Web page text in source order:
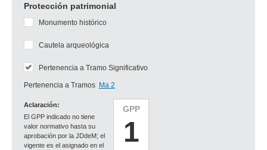
Protección patrimonial
GPP
1
Aclaración:
El GPP indicado no tiene
valor normativo hasta su
aprobación por la JDdeM; el
vigente es el asignado en el
Monumento histórico
Cautela arqueológica
Pertenencia a Tramo Significativo
Pertenencia a Tramos Ma 2